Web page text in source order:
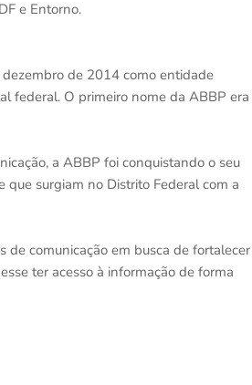
e Entorno.
de 2014 como entidade
federal. O primeiro nome da ABBP era
a ABBP foi conquistando o seu
surgiam no Distrito Federal com a
de comunicação em busca de fortalecer
ter acesso à informação de forma